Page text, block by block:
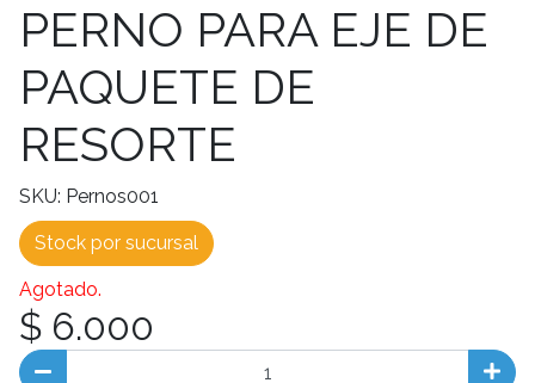
PERNO PARA EJE DE
PAQUETE DE
RESORTE
SKU: Pernos001
Stock por sucursal
Agotado.
$ 6.000